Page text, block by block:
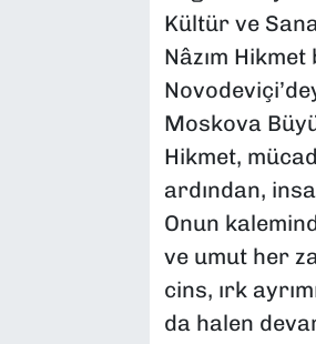
Kültür ve
Nâzım
Moskova
Hikmet,
ardından,
Onun
ve umut her
cins, ırk
da halen